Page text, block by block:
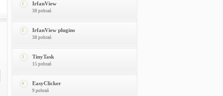
1 IrfanView
38 pobrań
2 IrfanView plugins
38 pobrań
3 TinyTask
15 pobrań
4 EasyClicker
9 pobrań